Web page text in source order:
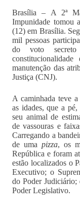
Brasília – A 2ª
Impunidade tomou
(12) em Brasília.
mil pessoas
do voto
manutenção das
Justiça (CNJ).
A caminhada teve a
as idades, que a
seu animal de
de vassouras e
Carregando a
de uma pizza, os
República e foram
estão localizados o
Executivo; o
do Poder Judiciário;
Poder Legislativo.